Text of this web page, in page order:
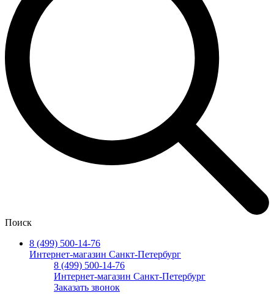
Поиск
8 (499) 500-14-76
Интернет-магазин Санкт-Петербург
8 (499) 500-14-76
Интернет-магазин Санкт-Петербург
Заказать звонок